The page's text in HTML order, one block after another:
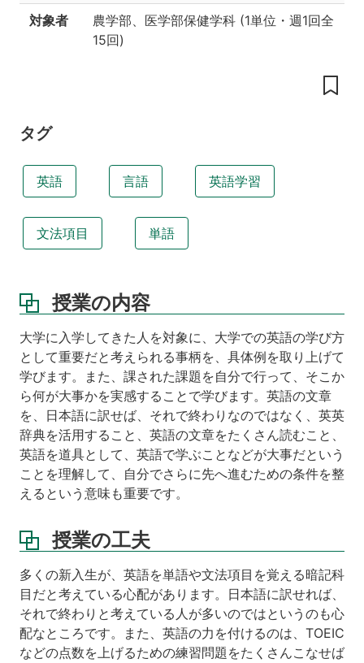
標
け
関
連
る
科
目
等
教
科
書
担
当
員
績
評
価
対象者 農学部、医学部保健学科 (1単位 ・ 週1回全
15回)
タグ
英語 言語 英語学習
文法項目 単語
授業の内容
大学に入学してきた人を対象に、大学での英語の学び方
として重要だと考えられる事柄を、具体例を取り上げて
学びます。また、課された課題を自分で行って、そこか
ら何が大事かを実感することで学びます。英語の文章
を、日本語に訳せば、それで終わりなのではなく、英英
辞典を活用すること、英語の文章をたくさん読むこと、
英語を道具として、英語で学ぶことなどが大事だという
ことを理解して、自分でさらに先へ進むための条件を整
えるという意味も重要です。
授業の工夫
多くの新入生が、英語を単語や文法項目を覚える暗記科
目だと考えている心配があります。日本語に訳せれば、
それで終わりと考えている人が多いのではというのも心
配なところです。また、英語の力を付けるのは、TOEIC
などの点数を上げるための練習問題をたくさんこなせば